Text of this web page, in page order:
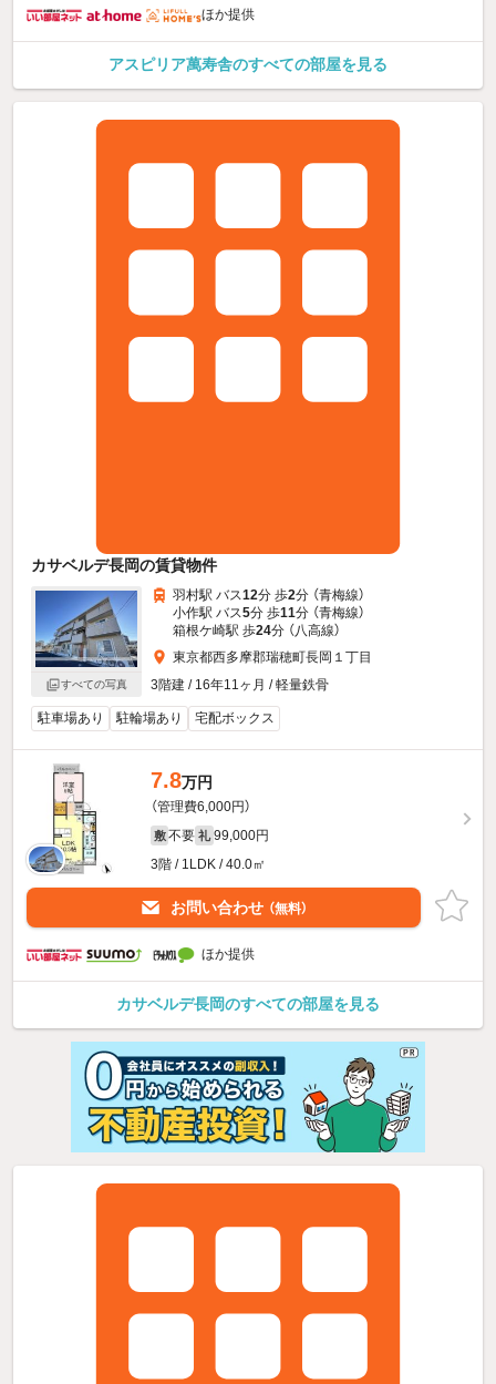
ほか提供
アスピリア萬寿舎のすべての部屋を見る
カサベルデ長岡の賃貸物件
すべての写真
羽村駅 バス12分 歩2分 （青梅線）
小作駅 バス5分 歩11分 （青梅線）
箱根ケ崎駅 歩24分 （八高線）
東京都西多摩郡瑞穂町長岡１丁目
3階建 / 16年11ヶ月 / 軽量鉄骨
駐車場あり 駐輪場あり 宅配ボックス
7.8万円
（管理費6,000円）
敷 不要 礼 99,000円
3階 / 1LDK / 40.0㎡
お問い合わせ （無料）
ほか提供
カサベルデ長岡のすべての部屋を見る